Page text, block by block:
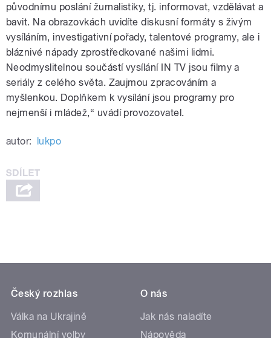
původnímu poslání žurnalistiky, tj. informovat, vzdělávat a
bavit. Na obrazovkách uvidíte diskusní formáty s živým
vysíláním, investigativní pořady, talentové programy, ale i
bláznivé nápady zprostředkované našimi lidmi.
Neodmyslitelnou součástí vysílání IN TV jsou filmy a
seriály z celého světa. Zaujmou zpracováním a
myšlenkou. Doplňkem k vysílání jsou programy pro
nejmenší i mládež,“ uvádí provozovatel.
autor: lukpo
Český rozhlas
Válka na Ukrajině
Komunální volby
O nás
Jak nás naladíte
Nápověda